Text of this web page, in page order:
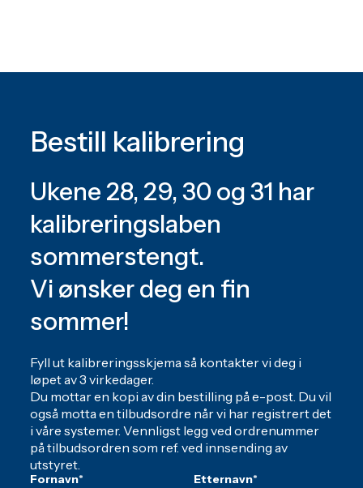
Bestill kalibrering
Ukene 28, 29, 30 og 31 har
kalibreringslaben
sommerstengt.
Vi ønsker deg en fin
sommer!
Fyll ut kalibreringsskjema så kontakter vi deg i
løpet av 3 virkedager.
Du mottar en kopi av din bestilling på e-post. Du vil
også motta en tilbudsordre når vi har registrert det
i våre systemer. Vennligst legg ved ordrenummer
på tilbudsordren som ref. ved innsending av
utstyret.
Fornavn* Etternavn*